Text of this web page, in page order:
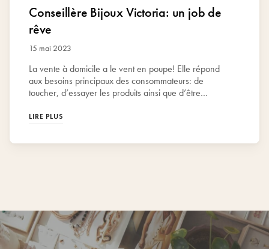
Conseillère Bijoux Victoria: un job de
rêve
15 mai 2023
La vente à domicile a le vent en poupe! Elle répond
aux besoins principaux des consommateurs: de
toucher, d’essayer les produits ainsi que d’être
créer du lien, d’échanger et de proposer des conseils
LIRE PLUS